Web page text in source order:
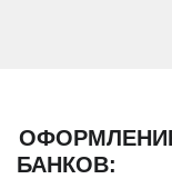
БАНКОВ: